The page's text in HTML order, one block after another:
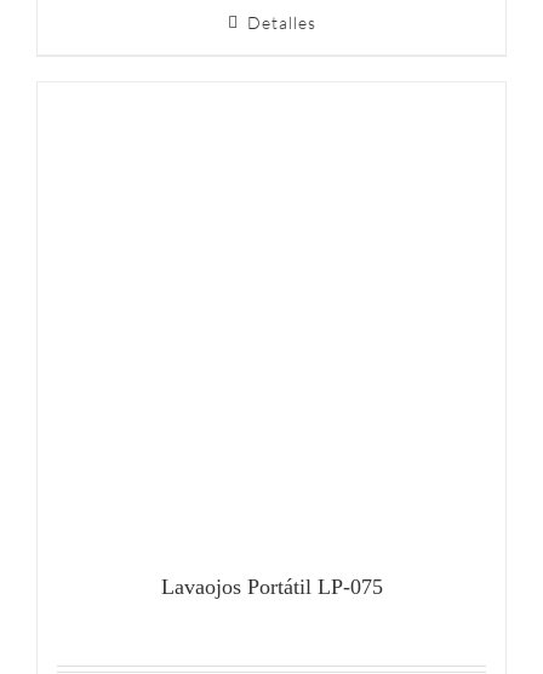
Detalles
Lavaojos Portátil LP-075